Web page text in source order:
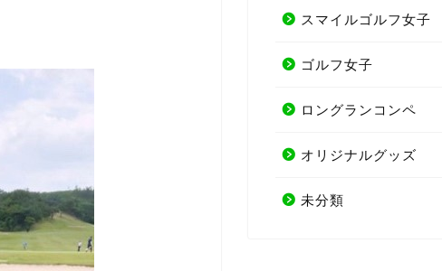
スマイルゴルフ女子
ゴルフ女子
ロングランコンペ
オリジナルグッズ
未分類